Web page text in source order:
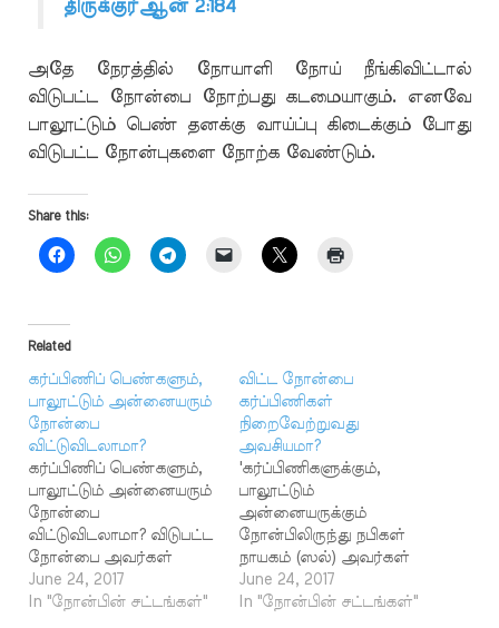
திருக்குர்ஆன் 2:184
அதே நேரத்தில் நோயாளி நோய் நீங்கிவிட்டால்
விடுபட்ட நோன்பை நோற்பது கடமையாகும். எனவே
பாலூட்டும் பெண் தனக்கு வாய்ப்பு கிடைக்கும் போது
விடுபட்ட நோன்புகளை நோற்க வேண்டும்.
Share this:
Related
கர்ப்பிணிப் பெண்களும்,
பாலூட்டும் அன்னையரும்
நோன்பை
விட்டுவிடலாமா?
கர்ப்பிணிப் பெண்களும்,
பாலூட்டும் அன்னையரும்
நோன்பை
விட்டுவிடலாமா? விடுபட்ட
நோன்பை அவர்கள்
எப்போது வைப்பது? பதில்:
கர்ப்பிணிப்
June 24, 2017
In "நோன்பின் சட்டங்கள்"
விட்ட நோன்பை
கர்ப்பிணிகள்
நிறைவேற்றுவது
அவசியமா?
'கர்ப்பிணிகளுக்கும்,
பாலூட்டும்
அன்னையருக்கும்
நோன்பிலிருந்து நபிகள்
நாயகம் (ஸல்) அவர்கள்
சலுகை அளித்தார்கள்'
என்ற ஹதீஸில் சலுகை
June 24, 2017
In "நோன்பின் சட்டங்கள்"